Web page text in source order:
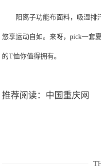
阳离子功能布面料，吸湿排
悠享运动自如。来呀，pick一套
的T恤你值得拥有。
推荐阅读： 中国重庆网